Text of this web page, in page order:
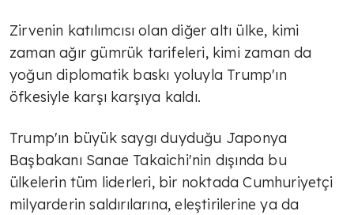
Zirvenin katılımcısı olan diğer altı ülke, kimi
zaman ağır gümrük tarifeleri, kimi zaman da
yoğun diplomatik baskı yoluyla Trump'ın
öfkesiyle karşı karşıya kaldı.
Trump'ın büyük saygı duyduğu Japonya
Başbakanı Sanae Takaichi'nin dışında bu
ülkelerin tüm liderleri, bir noktada Cumhuriyetçi
milyarderin saldırılarına, eleştirilerine ya da